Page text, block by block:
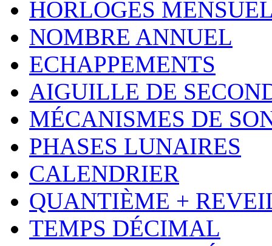
HORLOGES
NOMBRE ANNUEL
ECHAPPEMENTS
AIGUILLE DE
MÉCANISMES DE
PHASES LUNAIRES
CALENDRIER
QUANTIÈME +
TEMPS DÉCIMAL